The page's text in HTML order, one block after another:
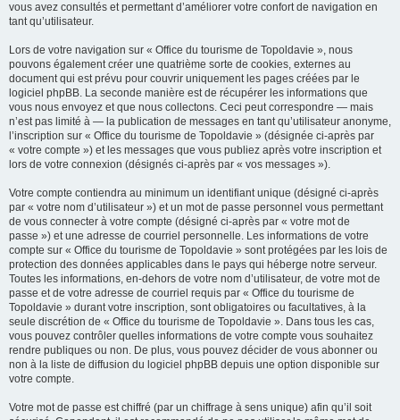
vous avez consultés et permettant d’améliorer votre confort de navigation en
tant qu’utilisateur.
Lors de votre navigation sur « Office du tourisme de Topoldavie », nous
pouvons également créer une quatrième sorte de cookies, externes au
document qui est prévu pour couvrir uniquement les pages créées par le
logiciel phpBB. La seconde manière est de récupérer les informations que
vous nous envoyez et que nous collectons. Ceci peut correspondre — mais
n’est pas limité à — la publication de messages en tant qu’utilisateur anonyme,
l’inscription sur « Office du tourisme de Topoldavie » (désignée ci-après par
« votre compte ») et les messages que vous publiez après votre inscription et
lors de votre connexion (désignés ci-après par « vos messages »).
Votre compte contiendra au minimum un identifiant unique (désigné ci-après
par « votre nom d’utilisateur ») et un mot de passe personnel vous permettant
de vous connecter à votre compte (désigné ci-après par « votre mot de
passe ») et une adresse de courriel personnelle. Les informations de votre
compte sur « Office du tourisme de Topoldavie » sont protégées par les lois de
protection des données applicables dans le pays qui héberge notre serveur.
Toutes les informations, en-dehors de votre nom d’utilisateur, de votre mot de
passe et de votre adresse de courriel requis par « Office du tourisme de
Topoldavie » durant votre inscription, sont obligatoires ou facultatives, à la
seule discrétion de « Office du tourisme de Topoldavie ». Dans tous les cas,
vous pouvez contrôler quelles informations de votre compte vous souhaitez
rendre publiques ou non. De plus, vous pouvez décider de vous abonner ou
non à la liste de diffusion du logiciel phpBB depuis une option disponible sur
votre compte.
Votre mot de passe est chiffré (par un chiffrage à sens unique) afin qu’il soit